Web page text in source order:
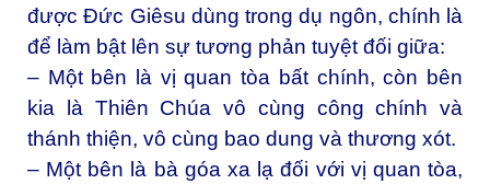
được Đức Giêsu dùng trong dụ ngôn, chính là
để làm bật lên sự tương phản tuyệt đối giữa:
– Một bên là vị quan tòa bất chính, còn bên
kia là Thiên Chúa vô cùng công chính và
thánh thiện, vô cùng bao dung và thương xót.
– Một bên là bà góa xa lạ đối với vị quan tòa,